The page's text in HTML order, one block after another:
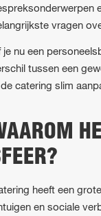
vragen
je nu een
tussen een
catering slim
heeft een
en sociale